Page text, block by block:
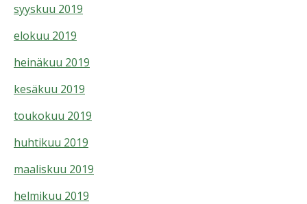
syyskuu 2019
elokuu 2019
heinäkuu 2019
kesäkuu 2019
toukokuu 2019
huhtikuu 2019
maaliskuu 2019
helmikuu 2019